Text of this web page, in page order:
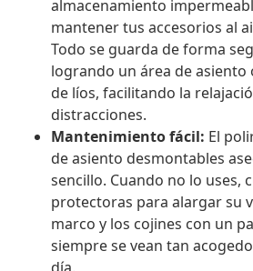
almacenamiento
mantener tus accesorios al
Todo se guarda de forma
logrando un área de asiento
de líos, facilitando la
distracciones.
Mantenimiento fácil: El
de asiento desmontables
sencillo. Cuando no lo uses,
protectoras para alargar su
marco y los cojines con un
siempre se vean tan